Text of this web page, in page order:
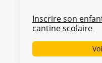
Inscrire son
cantine scolaire